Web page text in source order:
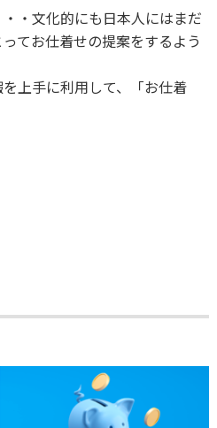
・文化的にも日本人にはまだ
てお仕着せの提案をするよう
上手に利用して、「お仕着